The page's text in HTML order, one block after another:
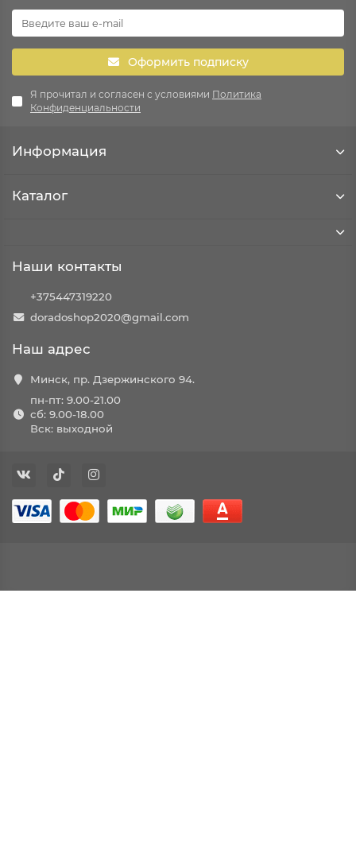
Оформить подписку
Я прочитал и согласен с условиями Политика
Конфиденциальности
Информация
Каталог
Наши контакты
+375447319220
doradoshop2020@gmail.com
Наш адрес
Минск, пр. Дзержинского 94.
пн-пт: 9.00-21.00
сб: 9.00-18.00
Вск: выходной